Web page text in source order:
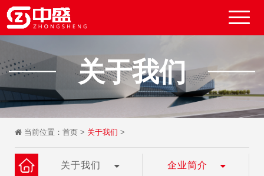
关于我们
当前位置： 首页 > 关于我们 >
关于我们 企业简介